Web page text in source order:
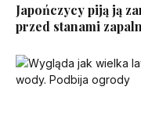
Japończycy piją ją
przed stanami